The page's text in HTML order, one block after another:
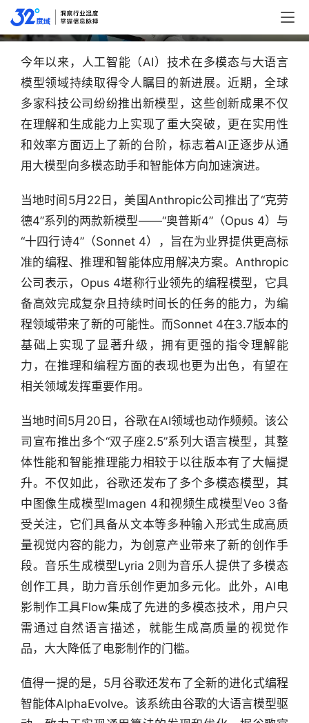
全球人工智能模型又添“新成员”
今年以来，人工智能（AI）技术在多模态与大语言
模型领域持续取得令人瞩目的新进展。近期，全球
多家科技公司纷纷推出新模型，这些创新成果不仅
在理解和生成能力上实现了重大突破，更在实用性
和效率方面迈上了新的台阶，标志着AI正逐步从通
用大模型向多模态助手和智能体方向加速演进。
当地时间5月22日，美国Anthropic公司推出了“克劳
德4”系列的两款新模型——“奥普斯4”（Opus 4）与
“十四行诗4”（Sonnet 4），旨在为业界提供更高标
准的编程、推理和智能体应用解决方案。Anthropic
公司表示，Opus 4堪称行业领先的编程模型，它具
备高效完成复杂且持续时间长的任务的能力，为编
程领域带来了新的可能性。而Sonnet 4在3.7版本的
基础上实现了显著升级，拥有更强的指令理解能
力，在推理和编程方面的表现也更为出色，有望在
相关领域发挥重要作用。
当地时间5月20日，谷歌在AI领域也动作频频。该公
司宣布推出多个“双子座2.5”系列大语言模型，其整
体性能和智能推理能力相较于以往版本有了大幅提
升。不仅如此，谷歌还发布了多个多模态模型，其
中图像生成模型Imagen 4和视频生成模型Veo 3备
受关注，它们具备从文本等多种输入形式生成高质
量视觉内容的能力，为创意产业带来了新的创作手
段。音乐生成模型Lyria 2则为音乐人提供了多模态
创作工具，助力音乐创作更加多元化。此外，AI电
影制作工具Flow集成了先进的多模态技术，用户只
需通过自然语言描述，就能生成高质量的视觉作
品，大大降低了电影制作的门槛。
值得一提的是，5月谷歌还发布了全新的进化式编程
智能体AlphaEvolve。该系统由谷歌的大语言模型驱